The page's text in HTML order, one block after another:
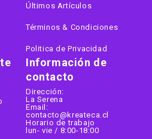
Información de
contacto
Dirección:
La Serena
Email:
contacto@kreateca.cl
Horario de trabajo
lun- vie / 8:00-18:00
Últimos Artículos
Términos & Condiciones
Politica de Privacidad